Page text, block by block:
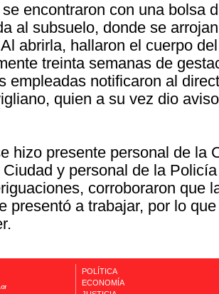
encontraron con una bolsa
al subsuelo, donde se
abrirla, hallaron el cuerpo
treinta semanas de
empleadas notificaron al
quien a su vez dio
hizo presente personal de la
y personal de la
corroboraron que
presentó a trabajar, por lo
POLÍTICA
ECONOMÍA